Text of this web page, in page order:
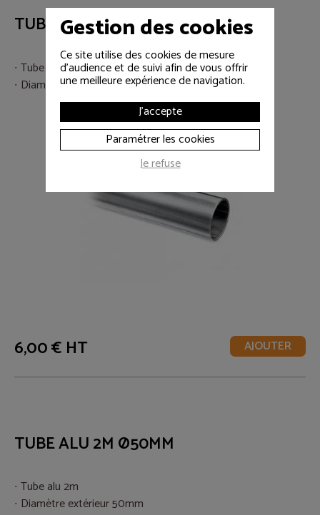
TUBE ALU 1M Ø50MM
Tube alu 1m
Diamètre extérieur 50mm
6,00 € HT AJOUTER
TUBE ALU 2M Ø50MM
Tube alu 2m
Diamètre extérieur 50mm
Gestion des cookies
Ce site utilise des cookies de mesure
d'audience et de suivi afin de vous offrir
une meilleure expérience de navigation.
J'accepte
Paramétrer les cookies
Je refuse